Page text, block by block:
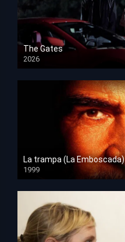
The Gates
2026
HD 1080p
La trampa (La Emboscada)
1999
HD 1080p